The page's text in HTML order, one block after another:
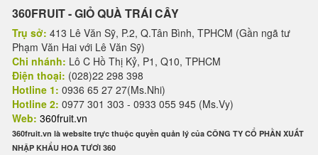
360FRUIT - GIỎ QUÀ TRÁI CÂY
Trụ sở: 413 Lê Văn Sỹ, P.2, Q.Tân Bình, TPHCM (Gần ngã tư
Phạm Văn Hai với Lê Văn Sỹ)
Chi nhánh: Lô C Hồ Thị Kỷ, P1, Q10, TPHCM
Điện thoại: (028)22 298 398
Hotline 1: 0936 65 27 27(Ms.Nhi)
Hotline 2: 0977 301 303 - 0933 055 945 (Ms.Vy)
Web: 360fruit.vn
360fruit.vn là website trực thuộc quyền quản lý của CÔNG TY CỔ PHẦN XUẤT
NHẬP KHẨU HOA TƯƠI 360